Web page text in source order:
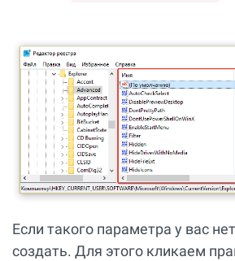
Если такого параметра у вас
создать. Для этого кликаем